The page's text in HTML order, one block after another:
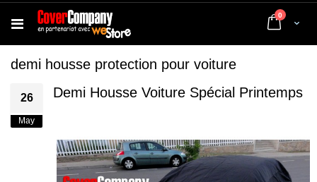
Cart
0 articles
demi housse protection pour voiture
26
May
Demi Housse Voiture Spécial Printemps